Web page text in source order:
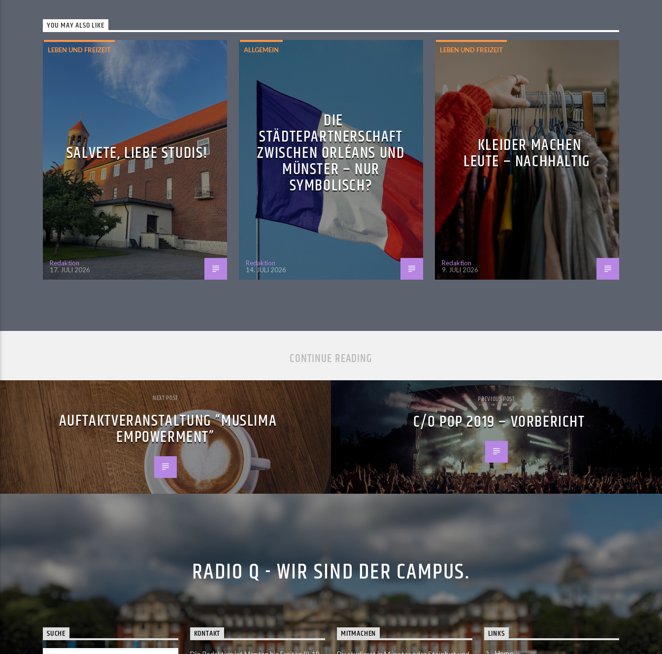
YOU MAY ALSO LIKE
LEBEN UND FREIZEIT
SALVETE, LIEBE STUDIS!
Redaktion
17. JULI 2026
ALLGEMEIN
DIE
STÄDTEPARTNERSCHAFT
ZWISCHEN ORLÉANS UND
MÜNSTER – NUR
SYMBOLISCH?
Redaktion
14. JULI 2026
LEBEN UND FREIZEIT
KLEIDER MACHEN
LEUTE – NACHHALTIG
Redaktion
9. JULI 2026
CONTINUE READING
NEXT POST
AUFTAKTVERANSTALTUNG “MUSLIMA
EMPOWERMENT”
PREVIOUS POST
C/O POP 2019 – VORBERICHT
RADIO Q - WIR SIND DER CAMPUS.
SUCHE KONTAKT MITMACHEN LINKS